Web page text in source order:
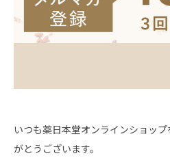
いつも薬日本堂オンラインショッ
がとうございます。